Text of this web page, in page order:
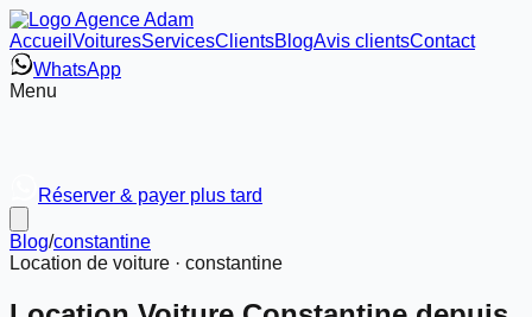
Accueil VoituresServicesClientsBlogAvis clientsContact
WhatsApp
Menu
Réserver & payer plus tard
Blog/constantine
Location de voiture · constantine